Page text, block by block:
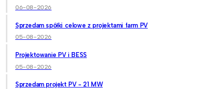
06-08-2026
Sprzedam spółki celowe z projektami farm PV
05-08-2026
Projektowanie PV i BESS
05-08-2026
Sprzedam projekt PV - 21 MW